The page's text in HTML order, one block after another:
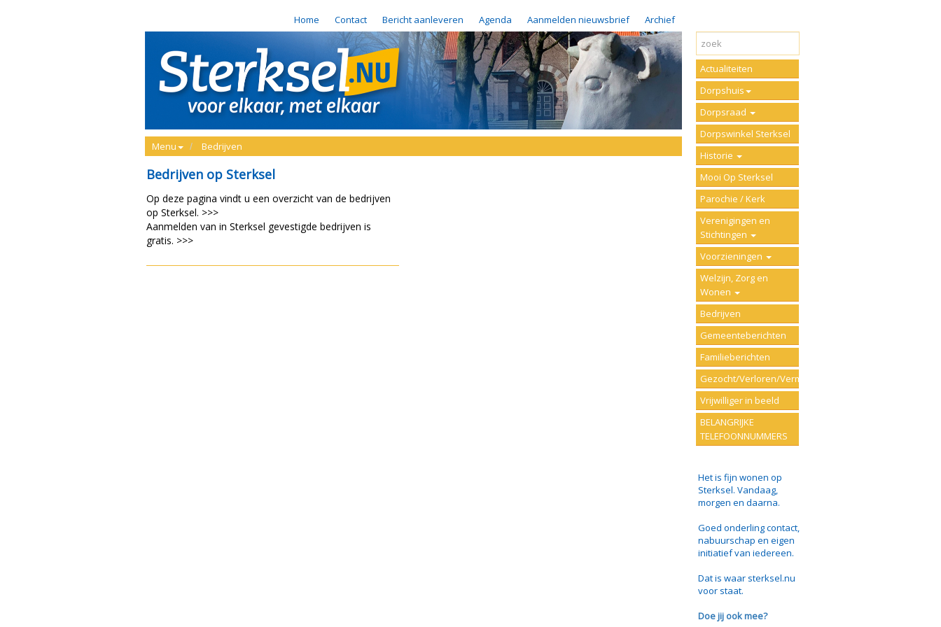
Home Contact Bericht aanleveren Agenda Aanmelden nieuwsbrief Archief
Menu Bedrijven
Bedrijven op Sterksel
Op deze pagina vindt u een overzicht van de bedrijven
op Sterksel. >>>
Aanmelden van in Sterksel gevestigde bedrijven is
gratis. >>>
Actualiteiten
Dorpshuis
Dorpsraad
Dorpswinkel Sterksel
Historie
Mooi Op Sterksel
Parochie / Kerk
Verenigingen en
Stichtingen
Voorzieningen
Welzijn, Zorg en
Wonen
Bedrijven
Gemeenteberichten
Familieberichten
Gezocht/Verloren/Vermist
Vrijwilliger in beeld
BELANGRIJKE
TELEFOONNUMMERS
Het is fijn wonen op
Sterksel. Vandaag,
morgen en daarna.
Goed onderling contact,
nabuurschap en eigen
initiatief van iedereen.
Dat is waar sterksel.nu
voor staat.
Doe jij ook mee?